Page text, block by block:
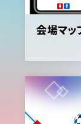
会場マッ